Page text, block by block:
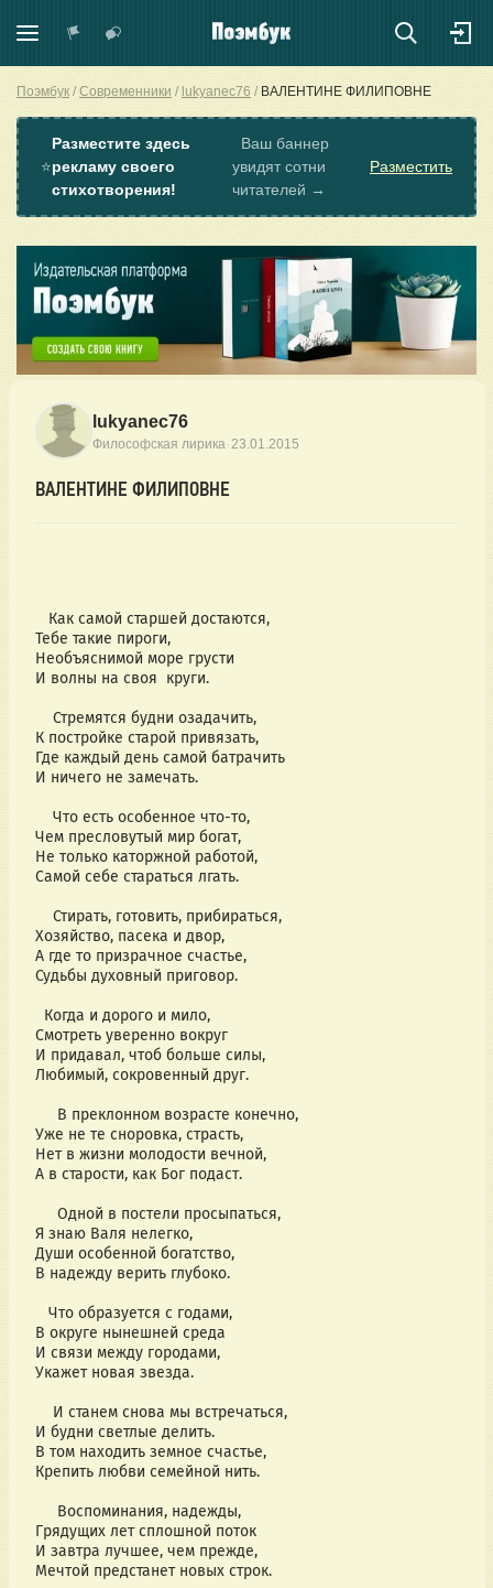
Поэмбук Современники lukyanec76 ВАЛЕНТИНЕ ФИЛИПОВНЕ
⭐
Разместите здесь
рекламу своего
стихотворения!
Ваш баннер
увидят сотни
читателей →
Разместить
lukyanec76
Философская лирика·23.01.2015
ВАЛЕНТИНЕ ФИЛИПОВНЕ
Как самой старшей достаются,
Тебе такие пироги,
Необъяснимой море грусти
И волны на своя круги.
Стремятся будни озадачить,
К постройке старой привязать,
Где каждый день самой батрачить
И ничего не замечать.
Что есть особенное что-то,
Чем пресловутый мир богат,
Не только каторжной работой,
Самой себе стараться лгать.
Стирать, готовить, прибираться,
Хозяйство, пасека и двор,
А где то призрачное счастье,
Судьбы духовный приговор.
Когда и дорого и мило,
Смотреть уверенно вокруг
И придавал, чтоб больше силы,
Любимый, сокровенный друг.
В преклонном возрасте конечно,
Уже не те сноровка, страсть,
Нет в жизни молодости вечной,
А в старости, как Бог подаст.
Одной в постели просыпаться,
Я знаю Валя нелегко,
Души особенной богатство,
В надежду верить глубоко.
Что образуется с годами,
В округе нынешней среда
И связи между городами,
Укажет новая звезда.
И станем снова мы встречаться,
И будни светлые делить.
В том находить земное счастье,
Крепить любви семейной нить.
Воспоминания, надежды,
Грядущих лет сплошной поток
И завтра лучшее, чем прежде,
Мечтой предстанет новых строк.